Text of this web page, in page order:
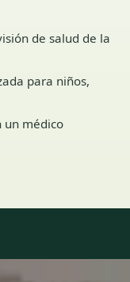
de salud de la
para niños,
un médico